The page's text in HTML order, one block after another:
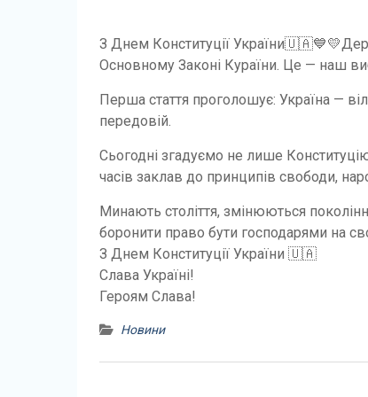
З Днем Конституції
Основному Законі Кураїни. Це — наш
Перша стаття проголошує: Україна —
передовій.
Сьогодні згадуємо не лише
часів заклав до принципів свободи,
Минають століття, змінюються
боронити право бути господарями на
З Днем Конституції України 🇺🇦
Слава Україні!
Героям Слава!
Новини